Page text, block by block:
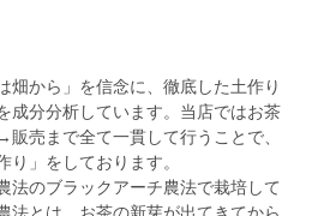
畑から」を信念に、徹底した土作り
成分分析しています。当店ではお茶
売まで全て一貫して行うことで、
り」をしております。
法のブラックアーチ農法で栽培して